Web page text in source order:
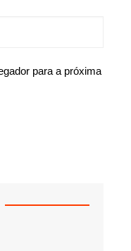
para a próxima